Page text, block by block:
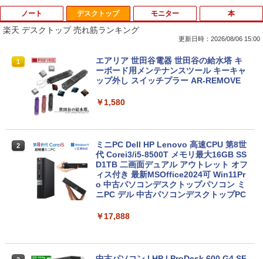
ノート
1
中古パソコン | Dell | Latitude 3500 | Wi
ndows11 | ノートPC | 一年保証 | 第8世
代 | Core i5-8265U 1.6(〜最大3.9)GHz |
ライブ非搭載 | 無線LAN:あり | Webカメ
￥25,980
【最新Office2024】中古ノート Lenovo
ThinkPad L580 第8世代Core i5 大画面
SD 1TB テンキー付き Webカメラ内蔵 U
古パソコン 中古PC オフィス 中古
デスクトップ
楽天 デスクトップ 売れ筋ランキング
更新日時：2026/08/06 15:00
1
エアリア 世田谷電器 世田谷の給水塔 キ
ーボード用メンテナンスツール キーキャ
ップ外し スイッチプラー AR-REMOVE
￥1,580
2
ミニPC Dell HP Lenovo 高速CPU 第8世
代 Corei3/i5-8500T メモリ最大16GB SS
D1TB 二画面デュアル アウトレット オフ
ィス付き 最新MSOffice2024可 Win11Pr
o 中古パソコンデスクトップパソコン ミ
ニPC デル 中古パソコンデスクトップPC
￥17,888
モニター 本